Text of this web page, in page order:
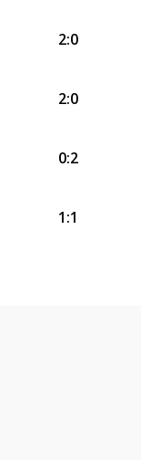
2:0
2:0
0:2
1:1